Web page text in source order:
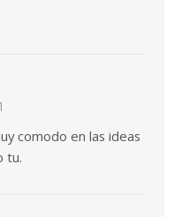
comodo en las ideas
tu.